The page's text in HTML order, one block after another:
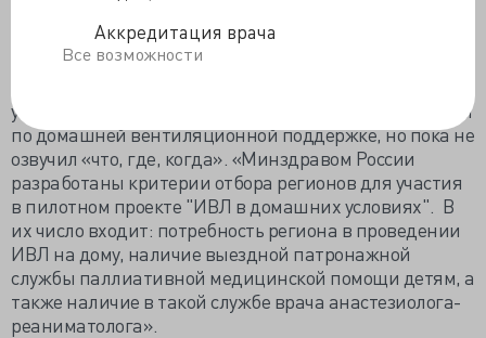
Аккредитация врача
Все возможности
бюджете средства на это.
Общественная палата направила премьер-министру
ускориться. Минздрав решился на пилотные проекты
по домашней вентиляционной поддержке, но пока не
озвучил «что, где, когда». «Минздравом России
разработаны критерии отбора регионов для участия
в пилотном проекте "ИВЛ в домашних условиях". В
их число входит: потребность региона в проведении
ИВЛ на дому, наличие выездной патронажной
службы паллиативной медицинской помощи детям, а
также наличие в такой службе врача анастезиолога-
реаниматолога».